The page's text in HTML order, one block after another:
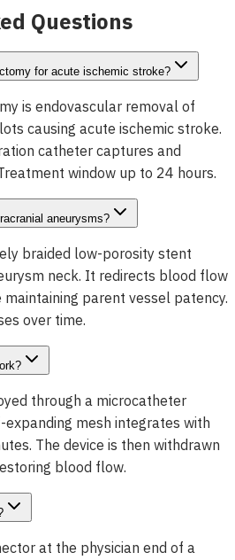
Questions
for acute ischemic stroke?
is endovascular removal of
causing acute ischemic stroke.
catheter captures and
window up to 24 hours.
aneurysms?
braided low-porosity stent
neck. It redirects blood flow
parent vessel patency.
over time.
through a microcatheter
mesh integrates with
The device is then withdrawn
blood flow.
at the physician end of a